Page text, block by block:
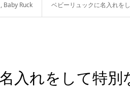
, Baby Ruck ベビーリュックに名入れを
入れをして特別